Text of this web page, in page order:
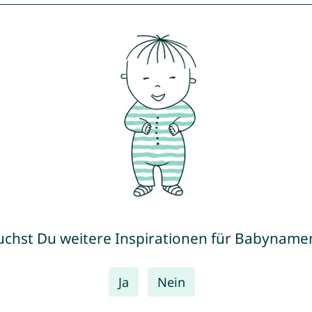
Du weitere Inspirationen für
Ja Nein